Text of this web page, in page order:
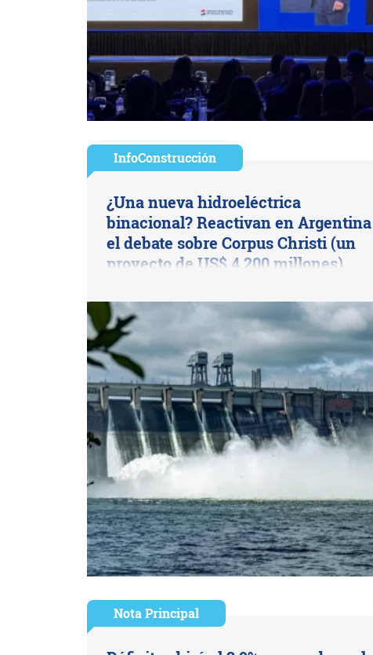
InfoConstrucción
¿Una nueva hidroeléctrica
binacional? Reactivan en Argentina
el debate sobre Corpus Christi (un
proyecto de US$ 4.200 millones)
Nota Principal